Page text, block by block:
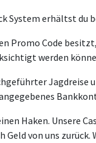
System erhältst du
Promo Code
werden
Jagdreise
Haken. Unsere
von uns zurück.